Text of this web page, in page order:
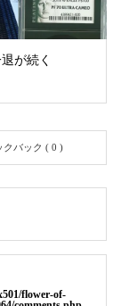
が続く
クバック ( 0 )
flower-of-